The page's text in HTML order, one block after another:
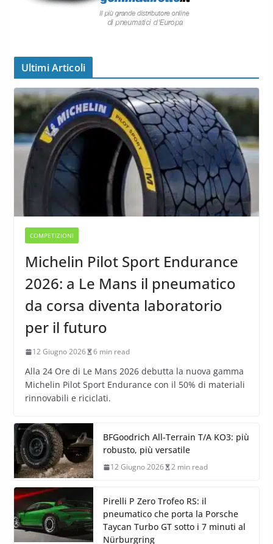
Ultimi Articoli
COMPETIZIONI
Michelin Pilot Sport Endurance
2026: a Le Mans il pneumatico
da corsa diventa laboratorio
per il futuro
12 Giugno 2026 6 min read
Alla 24 Ore di Le Mans 2026 debutta la nuova gamma
Michelin Pilot Sport Endurance con il 50% di materiali
rinnovabili e riciclati.
BFGoodrich All-Terrain T/A KO3: più
robusto, più versatile
12 Giugno 2026 2 min read
Pirelli P Zero Trofeo RS: il
pneumatico che porta la Porsche
Taycan Turbo GT sotto i 7 minuti al
Nürburgring